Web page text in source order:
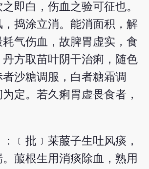
即白，伤血之验可征也。
捣涂立消。能消面积，解
耗气伤血，故脾胃虚实，食
方取苗叶阴干治痢，随色
沙糖调服，白者糖霜调
定。若久痢胃虚畏食者，
：﹝批﹞莱菔子生吐风痰，
菔根生用消痰除血，熟用